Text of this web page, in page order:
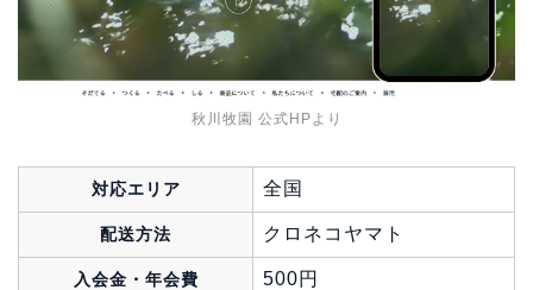
秋川牧園 公式HPより
対応エリア 全国
配送方法 クロネコヤマト
入会金・年会費 500円